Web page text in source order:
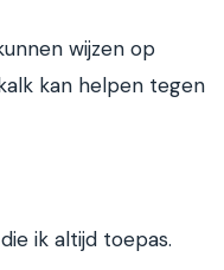
wijzen op
kan helpen tegen
ik altijd toepas.